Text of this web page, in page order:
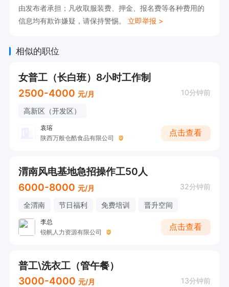
由发布者承担；凡收取服装费、押金、报名费等各种费用的
信息均有欺诈嫌疑，请保持警惕。 立即举报 >
相似的职位
女普工（长白班）8小时工作制
2500-4000 元/月 10分钟前
高新区（开发区）
袁瑢
陕西万般仓酷食品有限公司
点击查看
渭南风电基地急招操作工50人
6000-8000 元/月 32分钟前
全渭南 节日福利 免费培训 晋升空间
李总
锐帆人力资源有限公司
点击查看
普工\洗衣工（管午餐）
3000-4000 元/月 13分钟前